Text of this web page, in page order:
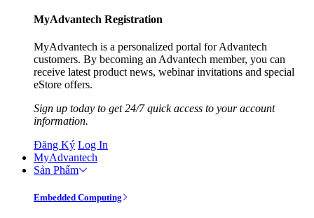
MyAdvantech Registration
MyAdvantech is a personalized portal for Advantech
customers. By becoming an Advantech member, you can
receive latest product news, webinar invitations and special
eStore offers.
Sign up today to get 24/7 quick access to your account
information.
Đăng Ký Log In
MyAdvantech
Sản Phẩm
Embedded Computing